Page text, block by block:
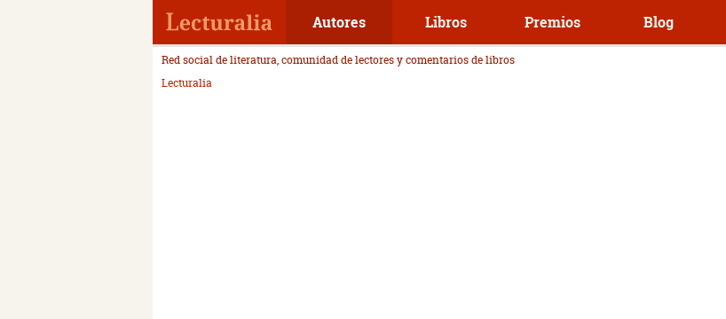
Autores Libros Premios Blog
Red social de literatura, comunidad de lectores y comentarios de libros
Lecturalia